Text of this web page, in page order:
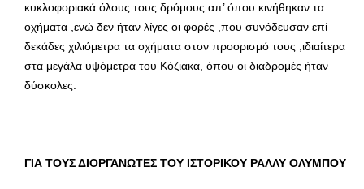
κυκλοφοριακά όλους τους δρόμους απ’ όπου κινήθηκαν τα
οχήματα ,ενώ δεν ήταν λίγες οι φορές ,που συνόδευσαν επί
δεκάδες χιλιόμετρα τα οχήματα στον προορισμό τους ,ιδιαίτερα
στα μεγάλα υψόμετρα του Κόζιακα, όπου οι διαδρομές ήταν
δύσκολες.
ΓΙΑ ΤΟΥΣ ΔΙΟΡΓΑΝΩΤΕΣ ΤΟΥ ΙΣΤΟΡΙΚΟΥ ΡΑΛΛΥ ΟΛΥΜΠΟΥ